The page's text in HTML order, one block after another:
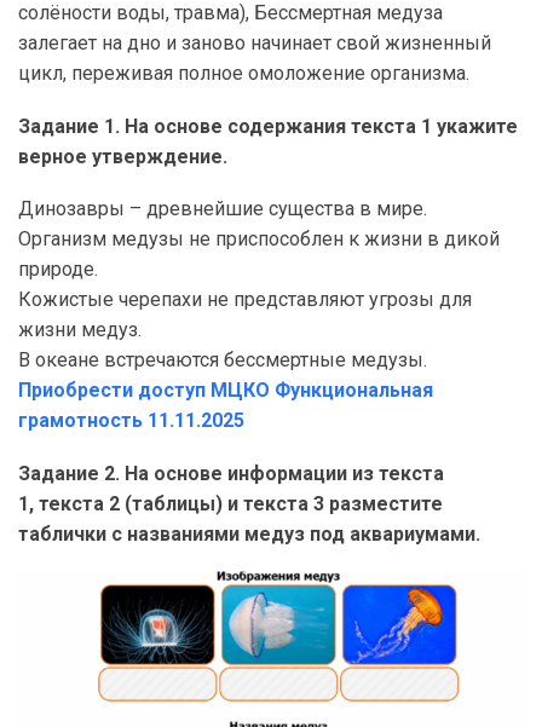
солёности воды, травма), Бессмертная медуза
залегает на дно и заново начинает свой жизненный
цикл, переживая полное омоложение организма.
Задание 1. На основе содержания текста 1 укажите
верное утверждение.
Динозавры – древнейшие существа в мире.
Организм медузы не приспособлен к жизни в дикой
природе.
Кожистые черепахи не представляют угрозы для
жизни медуз.
В океане встречаются бессмертные медузы.
Приобрести доступ МЦКО Функциональная
грамотность 11.11.2025
Задание 2. На основе информации из текста
1, текста 2 (таблицы) и текста 3 разместите
таблички с названиями медуз под аквариумами.